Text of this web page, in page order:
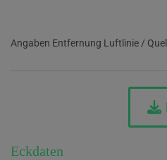
Angaben Entfernung Luftlinie /
Eckdaten